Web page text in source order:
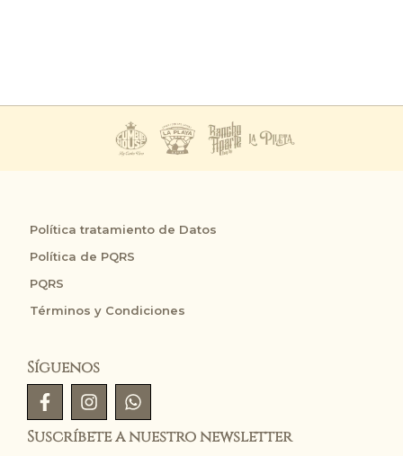
Política tratamiento de Datos
Política de PQRS
PQRS
Términos y Condiciones
Síguenos
Suscríbete a nuestro newsletter